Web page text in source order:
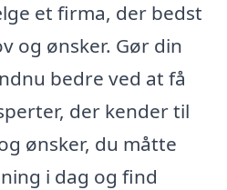
et firma, der bedst
og ønsker. Gør din
bedre ved at få
der kender til
ønsker, du måtte
i dag og find